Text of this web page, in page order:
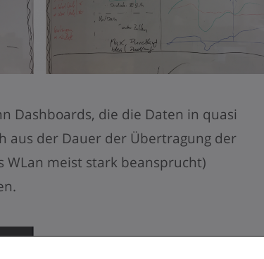
Dashboards, die die Daten in quasi
aus der Dauer der Übertragung der
WLan meist stark beansprucht)